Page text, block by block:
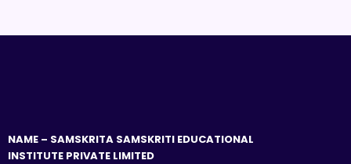
NAME – SAMSKRITA SAMSKRITI EDUCATIONAL
INSTITUTE PRIVATE LIMITED